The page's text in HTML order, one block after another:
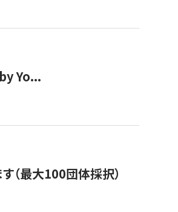
Yo...
（最大100団体採択）